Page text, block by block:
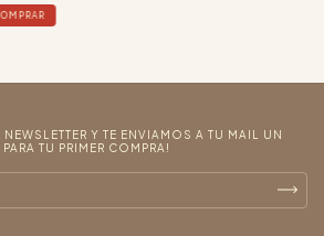
Y TE ENVIAMOS A TU MAIL UN
TU PRIMER COMPRA!